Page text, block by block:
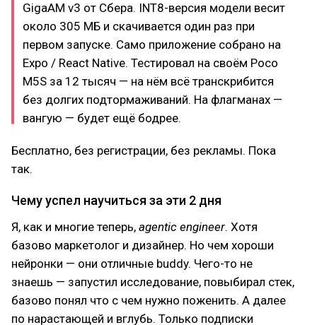
GigaAM v3 от Сбера. INT8-версия модели весит
около 305 МБ и скачивается один раз при
первом запуске. Само приложение собрано на
Expo / React Native. Тестировал на своём Poco
M5S за 12 тысяч — на нём всё транскрибится
без долгих подтормаживаний. На флагманах —
вангую — будет ещё бодрее.
Бесплатно, без регистрации, без рекламы. Пока
так.
Чему успел научиться за эти 2 дня
Я, как и многие теперь, agentic engineer. Хотя
базово маркетолог и дизайнер. Но чем хороши
нейронки — они отличные buddy. Чего-то не
знаешь — запустил исследование, повыбирал стек,
базово понял что с чем нужно поженить. А далее
по нарастающей и вглубь. Только подписки